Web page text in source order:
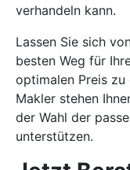
verhandeln kann.
Lassen Sie sich
besten Weg für
optimalen Preis zu
Makler stehen
der Wahl der
unterstützen.